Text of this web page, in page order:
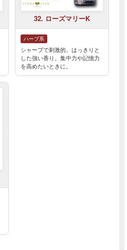
32. ローズマリーK
ハーブ系
シャープで刺激的。はっきりと
した強い香り。集中力や記憶力
を高めたいときに。